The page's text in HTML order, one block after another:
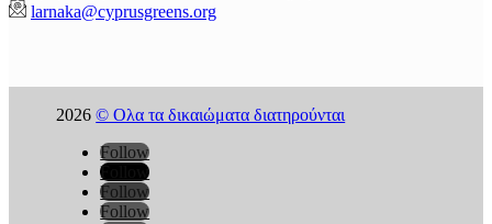
larnaka@cyprusgreens.org
2026© Ολα τα δικαιώματα διατηρούνται
Follow
Follow
Follow
Follow